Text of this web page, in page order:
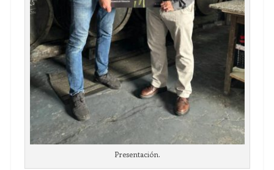
Presentación.